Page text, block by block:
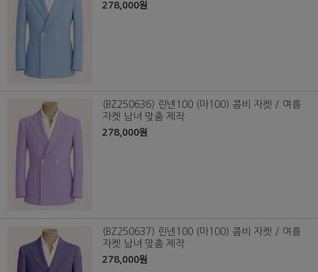
278,000원
(BZ250636) 린넨100 (마100) 콤비 자켓 / 여름
자켓 남녀 맞춤 제작
278,000원
(BZ250637) 린넨100 (마100) 콤비 자켓 / 여름
자켓 남녀 맞춤 제작
278,000원